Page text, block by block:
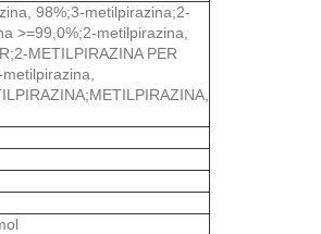
98%;3-metilpirazina;2-
>=99,0%;2-metilpirazina,
METILPIRAZINA PER